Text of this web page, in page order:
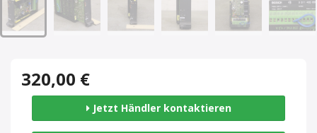
320,00 €
Jetzt Händler kontaktieren